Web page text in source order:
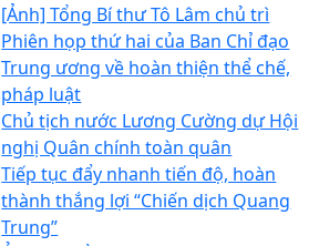
[Ảnh] Tổng Bí thư Tô Lâm chủ trì
Phiên họp thứ hai của Ban Chỉ đạo
Trung ương về hoàn thiện thể chế,
pháp luật
Chủ tịch nước Lương Cường dự Hội
nghị Quân chính toàn quân
Tiếp tục đẩy nhanh tiến độ, hoàn
thành thắng lợi “Chiến dịch Quang
Trung”